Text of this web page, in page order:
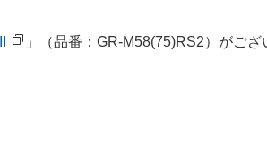
」（品番：GR-M58(75)RS2）がござ